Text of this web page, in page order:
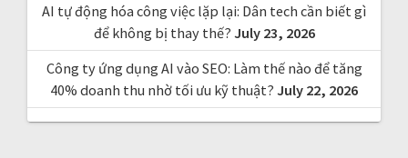
AI tự động hóa công việc lặp lại: Dân tech cần biết gì
để không bị thay thế? July 23, 2026
Công ty ứng dụng AI vào SEO: Làm thế nào để tăng
40% doanh thu nhờ tối ưu kỹ thuật? July 22, 2026